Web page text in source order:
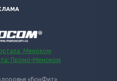
Меноком
Промо-Меноком
«БонФит»